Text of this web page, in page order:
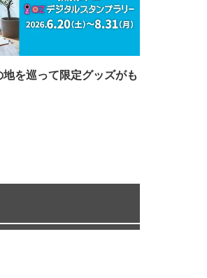
を巡って限定グッズがも